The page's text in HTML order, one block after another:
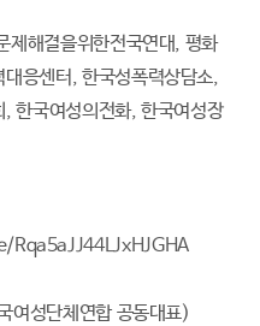
제해결을위한전국연대, 평화
응센터, 한국성폭력상담소,
한국여성의전화, 한국여성장
여성단체연합 공동대표)